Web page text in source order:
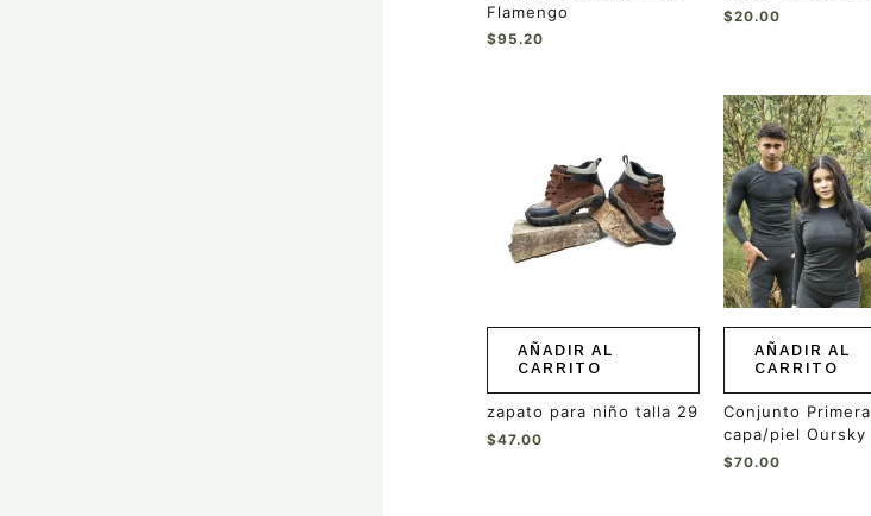
Flamengo
$95.20
$20.00
AÑADIR AL
CARRITO
zapato para niño talla 29
$47.00
AÑADIR AL
CARRITO
Conjunto Primera
capa/piel Oursky
$70.00